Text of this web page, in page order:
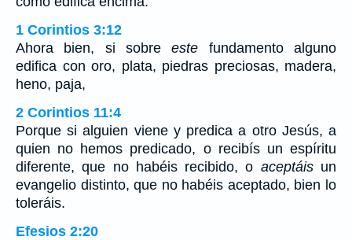
1 Corintios 3:12
Ahora bien, si sobreeste fundamento alguno
edifica con oro, plata, piedras preciosas, madera,
heno, paja,
2 Corintios 11:4
Porque si alguien viene y predica a otro Jesús, a
quien no hemos predicado, o recibís un espíritu
diferente, que no habéis recibido, o aceptáisun
evangelio distinto, que no habéis aceptado, bien lo
toleráis.
Efesios 2:20